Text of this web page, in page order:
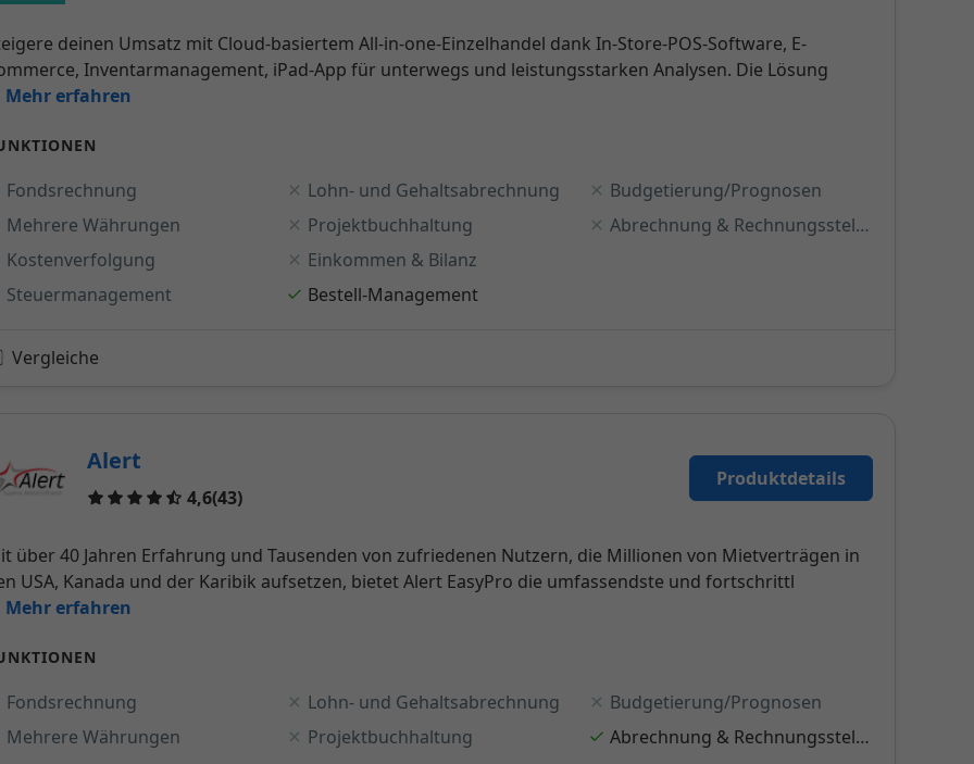
deinen Umsatz mit Cloud-basiertem All-in-one-Einzelhandel dank In-Store-POS-Software, E-
Inventarmanagement, iPad-App für unterwegs und leistungsstarken Analysen. Die Lösung
Mehr erfahren
Fondsrechnung
Mehrere Währungen
Kostenverfolgung
Steuermanagement
Lohn- und Gehaltsabrechnung
Projektbuchhaltung
Einkommen & Bilanz
Bestell-Management
Budgetierung/Prognosen
Abrechnung & Rechnungsstellung
Vergleiche
Alert
4,6(43)
Reviews
Produktdetails
über 40 Jahren Erfahrung und Tausenden von zufriedenen Nutzern, die Millionen von Mietverträgen in
USA, Kanada und der Karibik aufsetzen, bietet Alert EasyPro die umfassendste und fortschrittl
Mehr erfahren
Fondsrechnung
Mehrere Währungen
Lohn- und Gehaltsabrechnung
Projektbuchhaltung
Budgetierung/Prognosen
Abrechnung & Rechnungsstellung